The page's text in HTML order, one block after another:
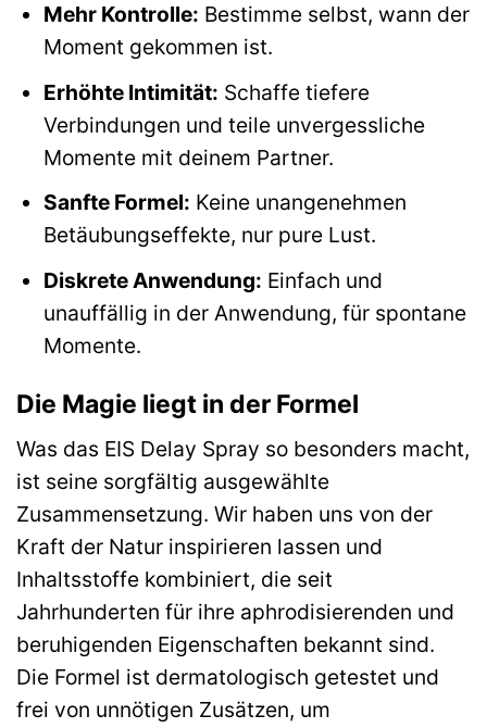
Mehr Kontrolle: Bestimme selbst, wann der
Moment gekommen ist.
Erhöhte Intimität: Schaffe tiefere
Verbindungen und teile unvergessliche
Momente mit deinem Partner.
Sanfte Formel: Keine unangenehmen
Betäubungseffekte, nur pure Lust.
Diskrete Anwendung: Einfach und
unauffällig in der Anwendung, für spontane
Momente.
Die Magie liegt in der Formel
Was das EIS Delay Spray so besonders macht,
ist seine sorgfältig ausgewählte
Zusammensetzung. Wir haben uns von der
Kraft der Natur inspirieren lassen und
Inhaltsstoffe kombiniert, die seit
Jahrhunderten für ihre aphrodisierenden und
beruhigenden Eigenschaften bekannt sind.
Die Formel ist dermatologisch getestet und
frei von unnötigen Zusätzen, um